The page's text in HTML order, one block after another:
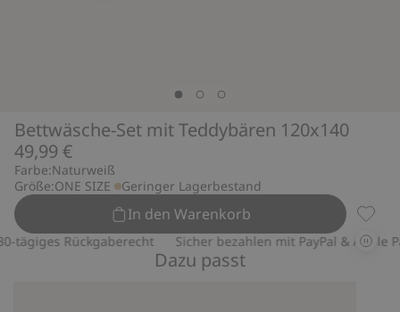
Bettwäsche-Set mit Teddybären 120x140
49,99 €
Farbe:Naturweiß
Größe:ONE SIZE Geringer Lagerbestand
In den Warenkorb
Rückgaberecht Sicher bezahlen mit PayPal & Apple Pay
Dazu passt